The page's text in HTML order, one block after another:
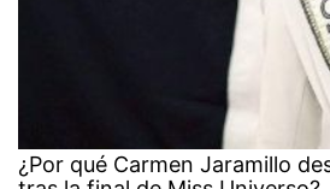
¿Por qué Carmen Jaramillo